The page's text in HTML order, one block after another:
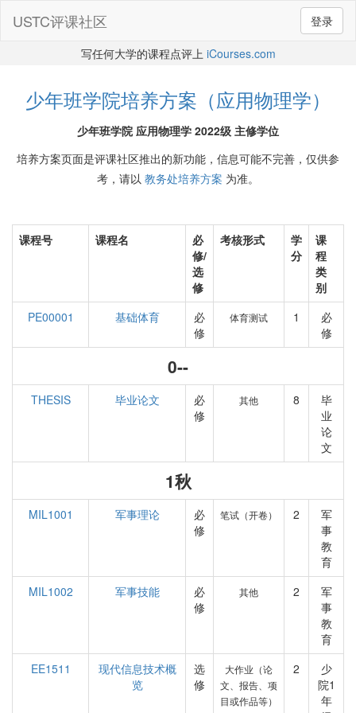
登录
USTC评课社区
写任何大学的课程点评上 iCourses.com
少年班学院培养方案（应用物理学）
少年班学院 应用物理学 2022级 主修学位
培养方案页面是评课社区推出的新功能，信息可能不完善，仅供参
考，请以 教务处培养方案 为准。
课程号 课程名
必
修/
选
修
考核形式
学
分
课
程
类
别
PE00001
基础体育
必
修
体育测试 1
必
修
0--
THESIS 毕业论文
必
修
其他 8
毕
业
论
文
1秋
MIL1001 军事理论
必
修
笔试（开卷） 2
军
事
教
育
MIL1002
军事技能
必
修
其他 2
军
事
教
育
EE1511
现代信息技术概
览
选
修
大作业（论
文、报告、项
目或作品等）
2
少
院1
年